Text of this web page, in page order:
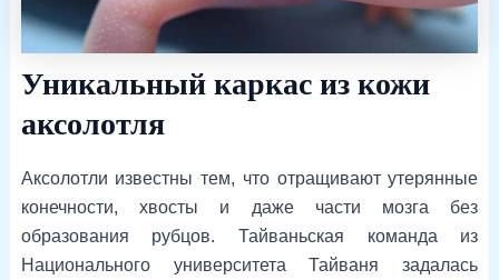
Уникальный каркас из кожи
аксолотля
Аксолотли известны тем, что отращивают утерянные
конечности, хвосты и даже части мозга без
образования рубцов. Тайваньская команда из
Национального университета Тайваня задалась